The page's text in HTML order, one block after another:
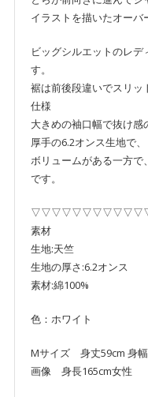
イラストを描いたオーバ
ビッグシルエットのレ
す。
裾は前後段違いでスリ
仕様
大きめの袖口幅で抜け感
厚手の6.2オンス生地で
ボリュームがある一方
です。
素材
生地:天竺
生地の厚さ:6.2オンス
素材:綿100%
色：ホワイト
Mサイズ 身丈59cm 身
画像 身長165cm女性